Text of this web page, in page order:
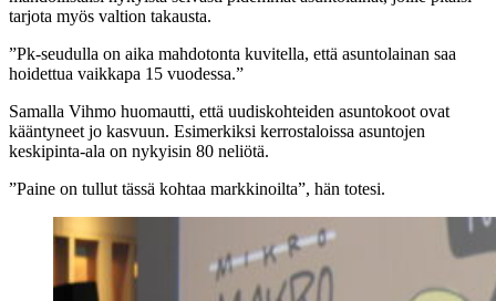
tarjota myös valtion takausta.
”Pk-seudulla on aika mahdotonta kuvitella, että asuntolainan saa
hoidettua vaikkapa 15 vuodessa.”
Samalla Vihmo huomautti, että uudiskohteiden asuntokoot ovat
kääntyneet jo kasvuun. Esimerkiksi kerrostaloissa asuntojen
keskipinta-ala on nykyisin 80 neliötä.
”Paine on tullut tässä kohtaa markkinoilta”, hän totesi.